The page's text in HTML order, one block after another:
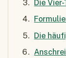
Die
Die